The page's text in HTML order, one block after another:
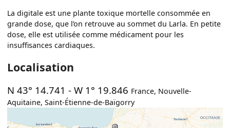
La digitale est une plante toxique mortelle consommée en
grande dose, que l’on retrouve au sommet du Larla. En petite
dose, elle est utilisée comme médicament pour les
insuffisances cardiaques.
Localisation
N 43° 14.741 -W 1° 19.846 France, Nouvelle-
Aquitaine,Saint-Étienne-de-Baïgorry